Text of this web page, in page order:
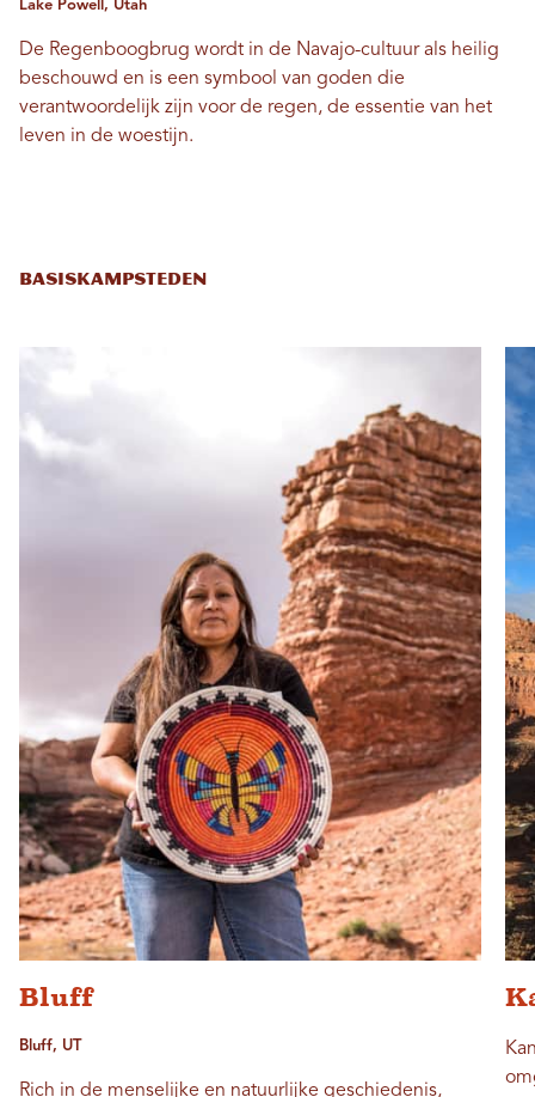
Lake Powell, Utah
De Regenboogbrug wordt in de Navajo-cultuur als heilig
beschouwd en is een symbool van goden die
verantwoordelijk zijn voor de regen, de essentie van het
leven in de woestijn.
BASISKAMPSTEDEN
Bluff
Bluff, UT
Rich in de menselijke en natuurlijke geschiedenis,